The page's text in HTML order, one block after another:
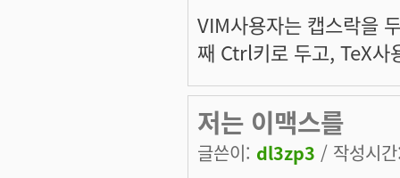
VIM사용자는 캡스락을
째 Ctrl키로 두고, TeX
저는 이맥스를
글쓴이: dl3zp3 / 작성시